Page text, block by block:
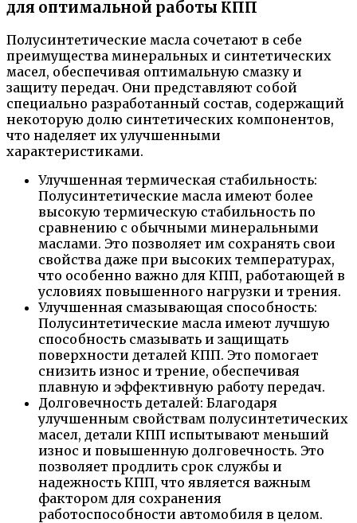
для оптимальной работы КПП
Полусинтетические масла сочетают в себе
преимущества минеральных и синтетических
масел, обеспечивая оптимальную смазку и
защиту передач. Они представляют собой
специально разработанный состав, содержащий
некоторую долю синтетических компонентов,
что наделяет их улучшенными
характеристиками.
Улучшенная термическая стабильность:
Полусинтетические масла имеют более
высокую термическую стабильность по
сравнению с обычными минеральными
маслами. Это позволяет им сохранять свои
свойства даже при высоких температурах,
что особенно важно для КПП, работающей в
условиях повышенного нагрузки и трения.
Улучшенная смазывающая способность:
Полусинтетические масла имеют лучшую
способность смазывать и защищать
поверхности деталей КПП. Это помогает
снизить износ и трение, обеспечивая
плавную и эффективную работу передач.
Долговечность деталей: Благодаря
улучшенным свойствам полусинтетических
масел, детали КПП испытывают меньший
износ и повышенную долговечность. Это
позволяет продлить срок службы и
надежность КПП, что является важным
фактором для сохранения
работоспособности автомобиля в целом.